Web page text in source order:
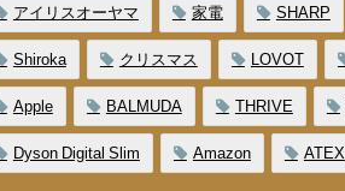
アイリスオーヤマ 家電 SHARP
Shiroka クリスマス LOVOT
Apple BALMUDA THRIVE
Dyson Digital Slim Amazon ATEX